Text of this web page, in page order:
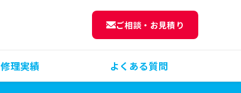
ご相談・お見積り
修理実績 よくある質問